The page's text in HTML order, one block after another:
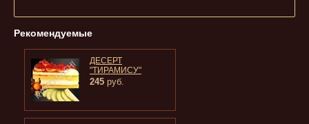
Рекомендуемые
ДЕСЕРТ
"ТИРАМИСУ"
245 руб.